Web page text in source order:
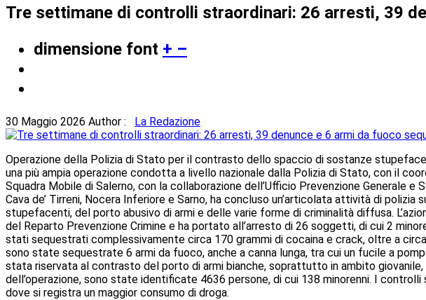
Tre settimane di controlli straordinari: 26 arresti, 39
dimensione font + –
30 Maggio 2026 Author : La Redazione
Operazione della Polizia di Stato per il contrasto dello spaccio di sostanze
una più ampia operazione condotta a livello nazionale dalla Polizia di Stato, con il
Squadra Mobile di Salerno, con la collaborazione dell’Ufficio Prevenzione Generale
Cava de’ Tirreni, Nocera Inferiore e Sarno, ha concluso un’articolata attività di
stupefacenti, del porto abusivo di armi e delle varie forme di criminalità diffusa.
del Reparto Prevenzione Crimine e ha portato all’arresto di 26 soggetti, di cui 2
stati sequestrati complessivamente circa 170 grammi di cocaina e crack, oltre a
sono state sequestrate 6 armi da fuoco, anche a canna lunga, tra cui un fucile a
stata riservata al contrasto del porto di armi bianche, soprattutto in ambito
dell’operazione, sono state identificate 4636 persone, di cui 138 minorenni. I
dove si registra un maggior consumo di droga.